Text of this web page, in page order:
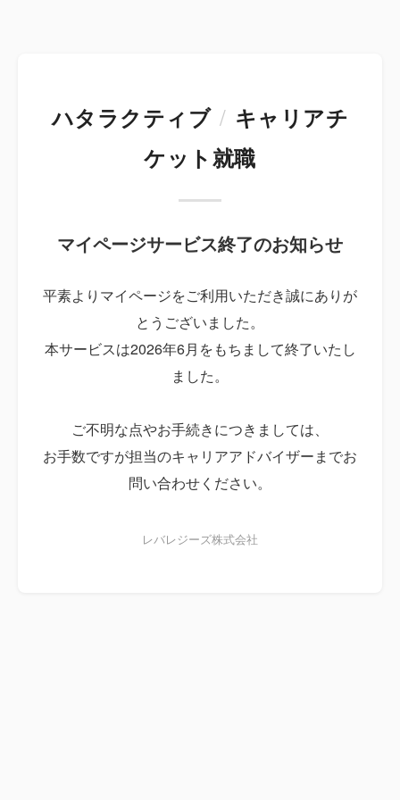
ハタラクティブ / キャリアチ
ケット就職
マイページサービス終了のお知らせ
平素よりマイページをご利用いただき誠にありが
とうございました。
本サービスは2026年6月をもちまして終了いたし
ました。
ご不明な点やお手続きにつきましては、
お手数ですが担当のキャリアアドバイザーまでお
問い合わせください。
レバレジーズ株式会社